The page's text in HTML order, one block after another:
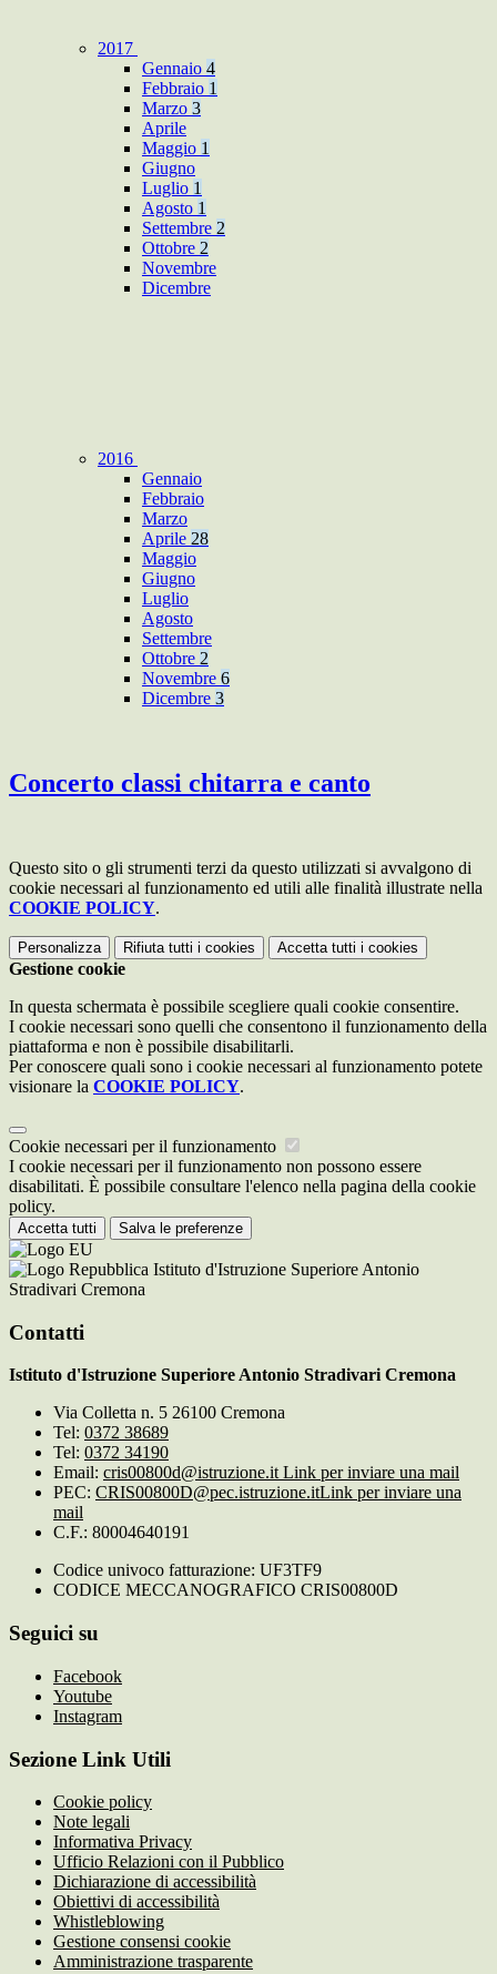
2017
Gennaio 4
Febbraio 1
Marzo 3
Aprile
Maggio 1
Giugno
Luglio 1
Agosto 1
Settembre 2
Ottobre 2
Novembre
Dicembre
2016
Gennaio
Febbraio
Marzo
Aprile 28
Maggio
Giugno
Luglio
Agosto
Settembre
Ottobre 2
Novembre 6
Dicembre 3
Concerto classi chitarra e canto
Questo sito o gli strumenti terzi da questo utilizzati si avvalgono di
cookie necessari al funzionamento ed utili alle finalità illustrate nella
COOKIE POLICY.
Personalizza Rifiuta tutti i cookies Accetta tutti i cookies
Gestione cookie
In questa schermata è possibile scegliere quali cookie consentire.
I cookie necessari sono quelli che consentono il funzionamento della
piattaforma e non è possibile disabilitarli.
Per conoscere quali sono i cookie necessari al funzionamento potete
visionare la COOKIE POLICY.
Cookie necessari per il funzionamento
I cookie necessari per il funzionamento non possono essere
disabilitati. È possibile consultare l'elenco nella pagina della cookie
policy.
Accetta tutti Salva le preferenze
Istituto d'Istruzione Superiore Antonio
Stradivari Cremona
Contatti
Istituto d'Istruzione Superiore Antonio Stradivari Cremona
Via Colletta n. 5 26100 Cremona
Tel: 0372 38689
Tel: 0372 34190
Email: cris00800d@istruzione.it Link per inviare una mail
PEC: CRIS00800D@pec.istruzione.itLink per inviare una
mail
C.F.: 80004640191
Codice univoco fatturazione: UF3TF9
CODICE MECCANOGRAFICO CRIS00800D
Seguici su
Facebook
Youtube
Instagram
Sezione Link Utili
Cookie policy
Note legali
Informativa Privacy
Ufficio Relazioni con il Pubblico
Dichiarazione di accessibilità
Obiettivi di accessibilità
Whistleblowing
Gestione consensi cookie
Amministrazione trasparente